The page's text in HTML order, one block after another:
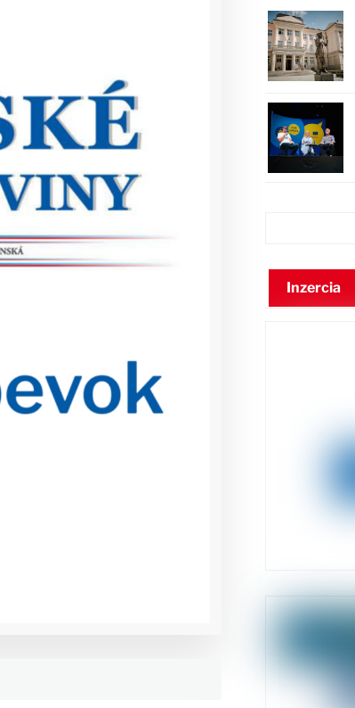
Inzercia